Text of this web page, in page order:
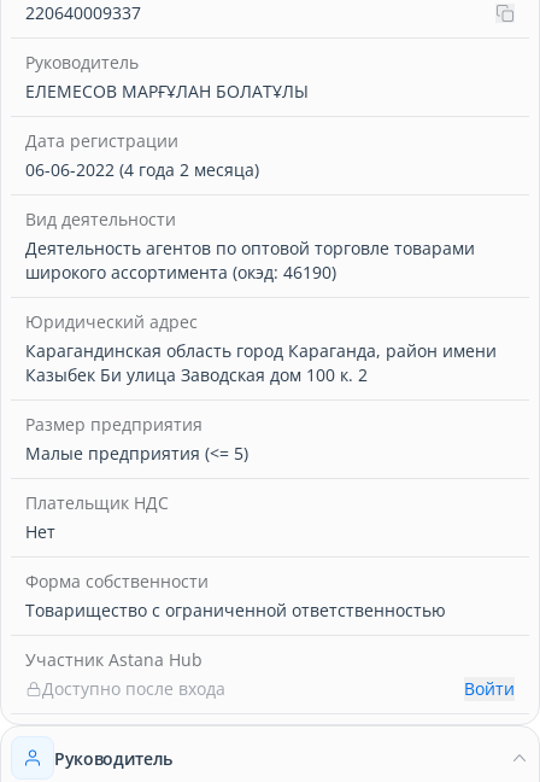
220640009337
Руководитель
ЕЛЕМЕСОВ МАРҒҰЛАН БОЛАТҰЛЫ
Дата регистрации
06-06-2022 (4 года 2 месяца)
Вид деятельности
Деятельность агентов по оптовой торговле товарами
широкого ассортимента (окэд: 46190)
Юридический адрес
Карагандинская область город Караганда, район имени
Казыбек Би улица Заводская дом 100 к. 2
Размер предприятия
Малые предприятия (<= 5)
Плательщик НДС
Нет
Форма собственности
Товарищество с ограниченной ответственностью
Участник Astana Hub
Доступно после входа
Войти
Руководитель